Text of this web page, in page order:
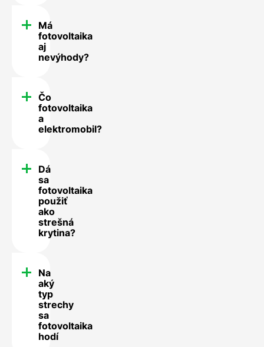
Má
fotovoltaika
aj
nevýhody?
Čo
fotovoltaika
a
elektromobil?
Dá
sa
fotovoltaika
použiť
ako
strešná
krytina?
Na
aký
typ
strechy
sa
fotovoltaika
hodí